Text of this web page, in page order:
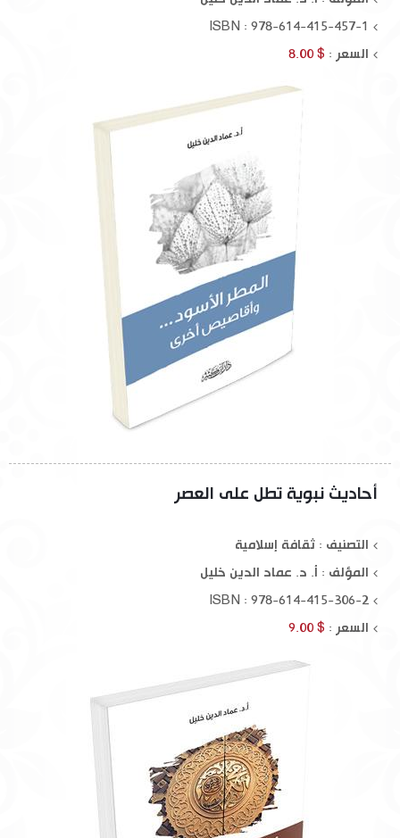
ISBN : 978-614-415-457-1
السعر : $ 8.00
أحاديث نبوية تطل على العصر
التصنيف : ثقافة إسلامية
المؤلف : أ. د. عماد الدين خليل
ISBN : 978-614-415-306-2
السعر : $ 9.00